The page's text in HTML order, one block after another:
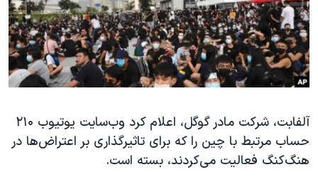
اقتصادی
علم و فناوری
اسرائیل در جنگ
آرشیو پخش زنده
حمله جمهوری اسلامی به اسرائیل
رمز مهسا
ورزش زنان در ایران
مجموعه مستندهای دادخواهی
تریبونال مردمی آبان ۹۸
دادگاه حمید نوری
زبانهای مختلف
آلفابت، شرکت مادر گوگل، اعلام کرد وب‌سایت یوتیوب ۲۱۰
حساب مرتبط با چین را که برای تاثیرگذاری بر اعتراض‌ها در
هنگ‌کنگ فعالیت می‌کردند، بسته است.